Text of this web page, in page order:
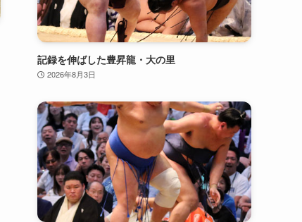
記録を伸ばした豊昇龍・大の里
2026年8月3日